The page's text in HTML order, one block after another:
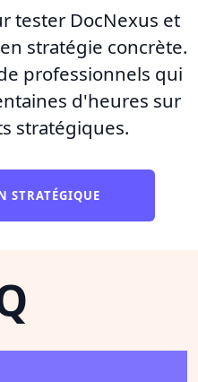
tester DocNexus et
stratégie concrète.
professionnels qui
d'heures sur
stratégiques.
STRATÉGIQUE